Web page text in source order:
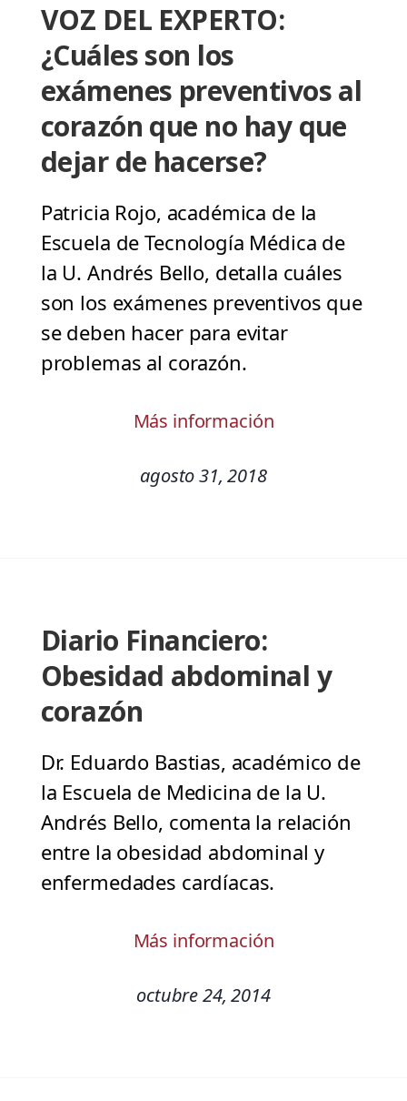
VOZ DEL EXPERTO:
¿Cuáles son los
exámenes preventivos al
corazón que no hay que
dejar de hacerse?
Patricia Rojo, académica de la
Escuela de Tecnología Médica de
la U. Andrés Bello, detalla cuáles
son los exámenes preventivos que
se deben hacer para evitar
problemas al corazón.
Más información
agosto 31, 2018
Diario Financiero:
Obesidad abdominal y
corazón
Dr. Eduardo Bastias, académico de
la Escuela de Medicina de la U.
Andrés Bello, comenta la relación
entre la obesidad abdominal y
enfermedades cardíacas.
Más información
octubre 24, 2014